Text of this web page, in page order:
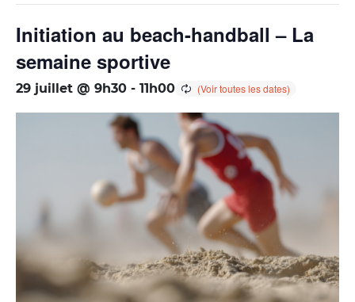
Initiation au beach-handball – La
semaine sportive
29 juillet @ 9h30 - 11h00